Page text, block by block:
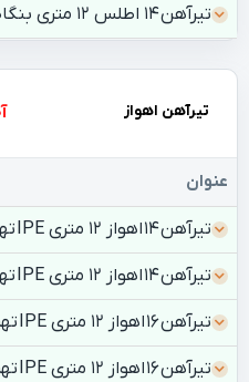
تیرآهن 14 اطلس 12 متری بنگاه تهران
تیرآهن اهواز
عنوان
تیرآهن 14 اهواز 12 متری IPE تهران
تیرآهن 14 اهواز 12 متری IPE تهران
تیرآهن 16 اهواز 12 متری IPE تهران
تیرآهن 16 اهواز 12 متری IPE تهران